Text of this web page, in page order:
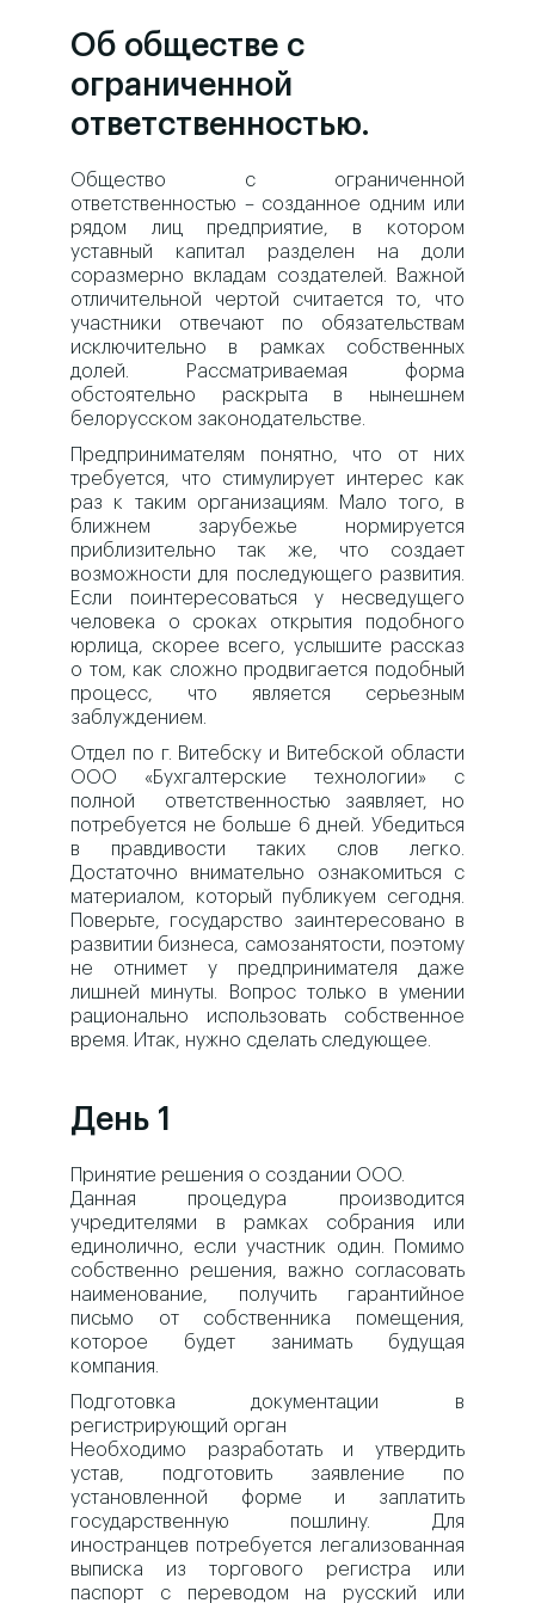
Об обществе с
ограниченной
ответственностью.
Общество с ограниченной
ответственностью – созданное одним или
рядом лиц предприятие, в котором
уставный капитал разделен на доли
соразмерно вкладам создателей. Важной
отличительной чертой считается то, что
участники отвечают по обязательствам
исключительно в рамках собственных
долей. Рассматриваемая форма
обстоятельно раскрыта в нынешнем
белорусском законодательстве.
Предпринимателям понятно, что от них
требуется, что стимулирует интерес как
раз к таким организациям. Мало того, в
ближнем зарубежье нормируется
приблизительно так же, что создает
возможности для последующего развития.
Если поинтересоваться у несведущего
человека о сроках открытия подобного
юрлица, скорее всего, услышите рассказ
о том, как сложно продвигается подобный
процесс, что является серьезным
заблуждением.
Отдел по г. Витебску и Витебской области
ООО «Бухгалтерские технологии» с
полной ответственностью заявляет, но
потребуется не больше 6 дней. Убедиться
в правдивости таких слов легко.
Достаточно внимательно ознакомиться с
материалом, который публикуем сегодня.
Поверьте, государство заинтересовано в
развитии бизнеса, самозанятости, поэтому
не отнимет у предпринимателя даже
лишней минуты. Вопрос только в умении
рационально использовать собственное
время. Итак, нужно сделать следующее.
День 1
Принятие решения о создании ООО.
Данная процедура производится
учредителями в рамках собрания или
единолично, если участник один. Помимо
собственно решения, важно согласовать
наименование, получить гарантийное
письмо от собственника помещения,
которое будет занимать будущая
компания.
Подготовка документации в
регистрирующий орган
Необходимо разработать и утвердить
устав, подготовить заявление по
установленной форме и заплатить
государственную пошлину. Для
иностранцев потребуется легализованная
выписка из торгового регистра или
паспорт с переводом на русский или